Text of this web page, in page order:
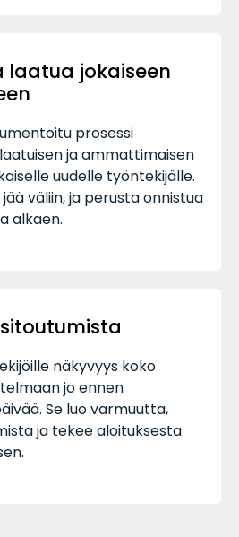
jokaiseen
prosessi
ja ammattimaisen
uudelle työntekijälle.
väliin, ja perusta onnistua
alkaen.
näkyvyys koko
jo ennen
Se luo varmuutta,
ja tekee aloituksesta